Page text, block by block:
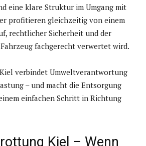
eine klare Struktur im Umgang mit
profitieren gleichzeitig von einem
rechtlicher Sicherheit und der
fachgerecht verwertet wird.
verbindet Umweltverantwortung
– und macht die Entsorgung
einfachen Schritt in Richtung
Kiel – Wenn